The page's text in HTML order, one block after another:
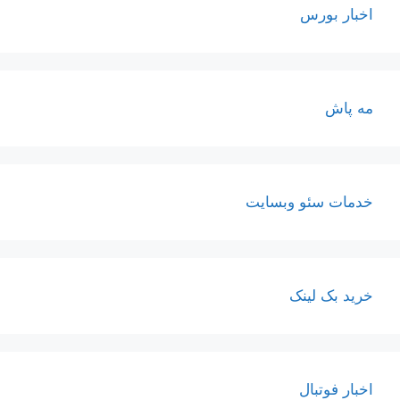
اخبار بورس
مه پاش
خدمات سئو وبسایت
خرید بک لینک
اخبار فوتبال